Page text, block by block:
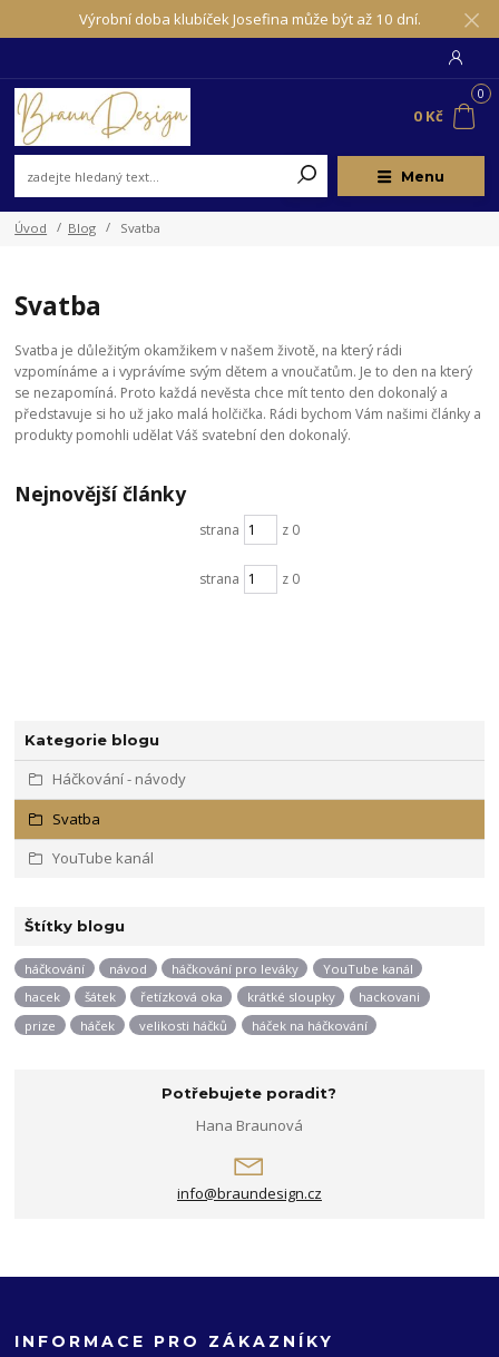
Výrobní doba klubíček Josefina může být až 10 dní.
Menu
0
0 Kč
Úvod Blog Svatba
Kategorie blogu
Háčkování - návody
Svatba
YouTube kanál
Štítky blogu
háčkování návod háčkování pro leváky
YouTube kanál
hacek
šátek řetízková oka krátké sloupky
hackovani
prize
háček velikosti háčků háček na háčkování
Potřebujete poradit?
Hana Braunová
info@braundesign.cz
Svatba
Svatba je důležitým okamžikem v našem životě, na který rádi
vzpomínáme a i vyprávíme svým dětem a vnoučatům. Je to den na který
se nezapomíná. Proto každá nevěsta chce mít tento den dokonalý a
představuje si ho už jako malá holčička. Rádi bychom Vám našimi články a
produkty pomohli udělat Váš svatební den dokonalý.
Nejnovější články
strana z 0
strana z 0
INFORMACE PRO ZÁKAZNÍKY